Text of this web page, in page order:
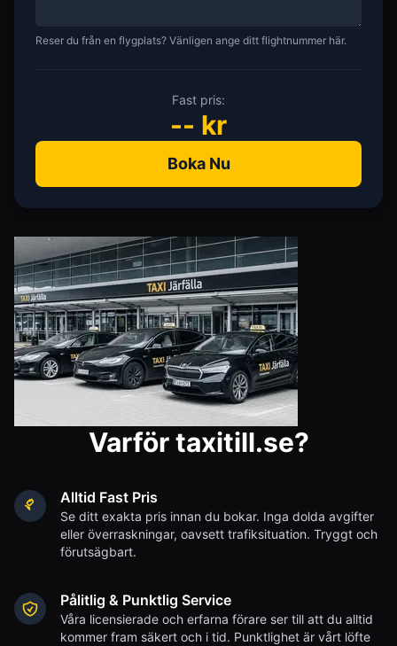
Reser du från en flygplats? Vänligen ange ditt flightnummer här.
Fast pris:
-- kr
Boka Nu
Varför taxitill.se?
Alltid Fast Pris
Se ditt exakta pris innan du bokar. Inga dolda avgifter
eller överraskningar, oavsett trafiksituation. Tryggt och
förutsägbart.
Pålitlig & Punktlig Service
Våra licensierade och erfarna förare ser till att du alltid
kommer fram säkert och i tid. Punktlighet är vårt löfte